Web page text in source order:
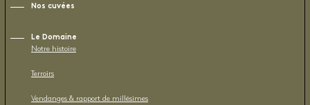
Nos cuvées
Le Domaine
Notre histoire
Terroirs
Vendanges & rapport de millésimes